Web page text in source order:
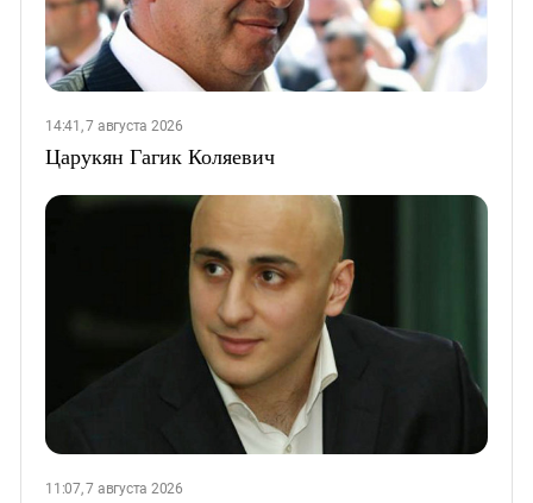
14:41, 7 августа 2026
Царукян Гагик Коляевич
11:07, 7 августа 2026